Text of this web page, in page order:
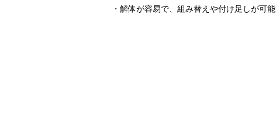
・解体が容易で、組み替えや付け足しが可能